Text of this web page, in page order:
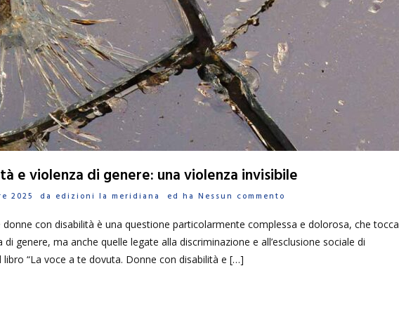
e violenza di genere: una violenza invisibile
2025 da edizioni la meridiana ed ha Nessun commento
donne con disabilità è una questione particolarmente complessa e dolorosa, che tocca
genere, ma anche quelle legate alla discriminazione e all’esclusione sociale di
“La voce a te dovuta. Donne con disabilità e […]